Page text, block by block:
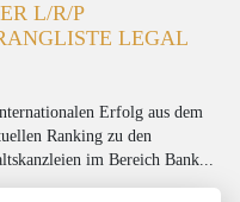
L/R/P
LEGAL
Erfolg aus dem
Ranking zu den
im Bereich Bank...